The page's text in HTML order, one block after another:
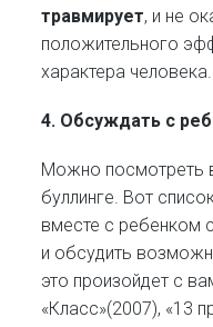
травмирует, и не
положительного
характера человека.
4. Обсуждать с
Можно посмотреть
буллинге. Вот
вместе с ребенком
и обсудить
это произойдет с
«Класс»(2007), «13